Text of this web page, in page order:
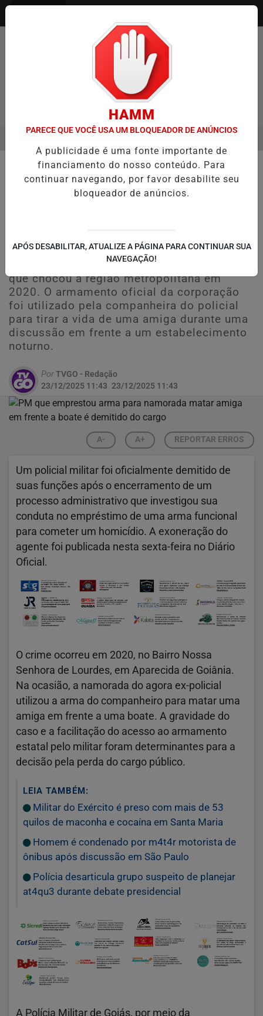
EM ALTA
🚔 SEGURANÇA E JUSTIÇA
PM que emprestou arma para
namorada matar amiga em frente a
Diário Oficial desta sexta-feira, selando o
destino do agente envolvido em um crime
que chocou a região metropolitana em
2020. O armamento oficial da corporação
foi utilizado pela companheira do policial
para tirar a vida de uma amiga durante uma
discussão em frente a um estabelecimento
noturno.
PorTVGO - Redação
23/12/2025 11:43 23/12/2025 11:43
A- A+ REPORTAR ERROS
Um policial militar foi oficialmente demitido de
suas funções após o encerramento de um
processo administrativo que investigou sua
conduta no empréstimo de uma arma funcional
para cometer um homicídio. A exoneração do
agente foi publicada nesta sexta-feira no Diário
Oficial.
O crime ocorreu em 2020, no Bairro Nossa
Senhora de Lourdes, em Aparecida de Goiânia.
Na ocasião, a namorada do agora ex-policial
utilizou a arma do companheiro para matar uma
amiga em frente a uma boate. A gravidade do
caso e a facilitação do acesso ao armamento
estatal pelo militar foram determinantes para a
decisão pela perda do cargo público.
LEIA TAMBÉM:
Militar do Exército é preso com mais de 53
quilos de maconha e cocaína em Santa Maria
Homem é condenado por m4t4r motorista de
ônibus após discussão em São Paulo
Polícia desarticula grupo suspeito de planejar
at4qu3 durante debate presidencial
A Polícia Militar de Goiás, por meio da
HAMM
PARECE QUE VOCÊ USA UM BLOQUEADOR DE ANÚNCIOS
A publicidade é uma fonte importante de
financiamento do nosso conteúdo. Para
continuar navegando, por favor desabilite seu
bloqueador de anúncios.
APÓS DESABILITAR, ATUALIZE A PÁGINA PARA CONTINUAR SUA
NAVEGAÇÃO!